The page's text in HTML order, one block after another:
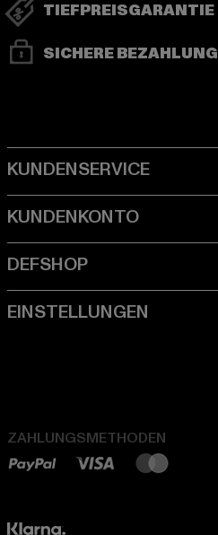
TIEFPREISGARANTIE
SICHERE BEZAHLUNG
ZAHLUNGSMETHODEN